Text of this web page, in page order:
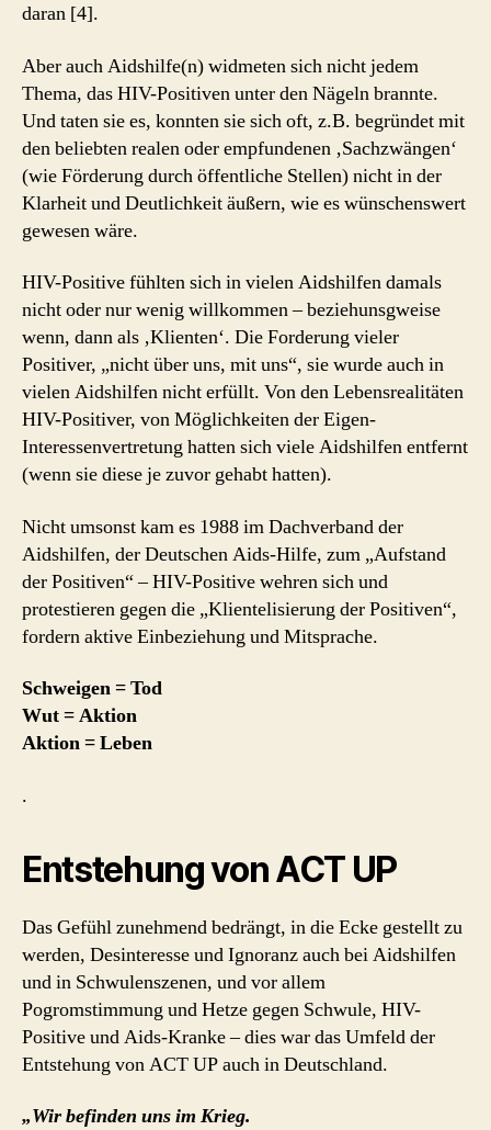
daran [4].
Aber auch Aidshilfe(n) widmeten sich nicht jedem
Thema, das HIV-Positiven unter den Nägeln brannte.
Und taten sie es, konnten sie sich oft, z.B. begründet mit
den beliebten realen oder empfundenen ‚Sachzwängen‘
(wie Förderung durch öffentliche Stellen) nicht in der
Klarheit und Deutlichkeit äußern, wie es wünschenswert
ge­wesen wäre.
HIV-Positive fühlten sich in vielen Aidshilfen damals
nicht oder nur wenig willkommen – beziehunsgweise
wenn, dann als ‚Klienten‘. Die Forderung vieler
Positiver, „nicht über uns, mit uns“, sie wurde auch in
vielen Aidshilfen nicht erfüllt. Von den Lebensrealitäten
HIV-Positiver, von Möglichkeiten der Eigen-
Interessenvertretung hatten sich viele Aidshilfen entfernt
(wenn sie diese je zuvor gehabt hatten).
Nicht umsonst kam es 1988 im Dachverband der
Aidshilfen, der Deutschen Aids-Hilfe, zum „Aufstand
der Positiven“ – HIV-Positive wehren sich und
protestieren gegen die „Klientelisierung der Positiven“,
fordern aktive Einbeziehung und Mitsprache.
Schweigen = Tod
Wut = Aktion
Aktion = Leben
.
Entstehung von ACT UP
Das Gefühl zunehmend bedrängt, in die Ecke gestellt zu
werden, Desinteresse und Ignoranz auch bei Aidshilfen
und in Schwulenszenen, und vor allem
Pogromstimmung und Hetze gegen Schwule, HIV-
Positive und Aids-Kranke – dies war das Umfeld der
Entstehung von ACT UP auch in Deutschland.
„Wir befinden uns im Krieg.